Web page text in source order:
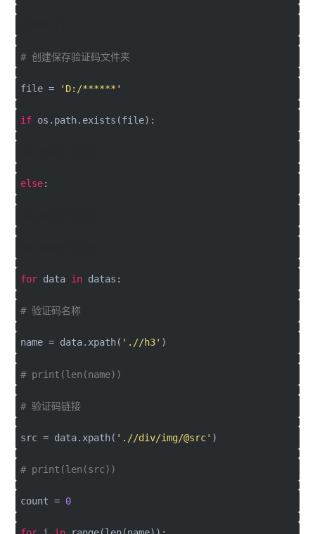
# 创建保存验证码文件夹
file = 'D:/******'
ifos.path.exists(file):
else:
fordata indatas:
# 验证码名称
name = data.xpath( './/h3' )
# print(len(name))
# 验证码链接
src = data.xpath( './/div/img/@src' )
# print(len(src))
count = 0